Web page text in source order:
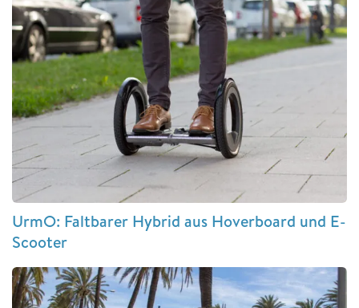
UrmO: Faltbarer Hybrid aus Hoverboard und E-
Scooter